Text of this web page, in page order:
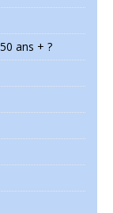
ans + ?